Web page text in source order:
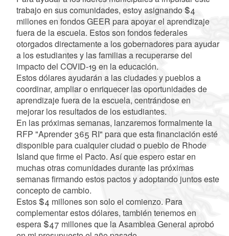
trabajo en sus comunidades, estoy asignando $4
millones en fondos GEER para apoyar el aprendizaje
fuera de la escuela. Estos son fondos federales
otorgados directamente a los gobernadores para ayudar
a los estudiantes y las familias a recuperarse del
impacto del COVID-19 en la educación.
Estos dólares ayudarán a las ciudades y pueblos a
coordinar, ampliar o enriquecer las oportunidades de
aprendizaje fuera de la escuela, centrándose en
mejorar los resultados de los estudiantes.
En las próximas semanas, lanzaremos formalmente la
RFP "Aprender 365 RI" para que esta financiación esté
disponible para cualquier ciudad o pueblo de Rhode
Island que firme el Pacto. Así que espero estar en
muchas otras comunidades durante las próximas
semanas firmando estos pactos y adoptando juntos este
concepto de cambio.
Estos $4 millones son solo el comienzo. Para
complementar estos dólares, también tenemos en
espera $47 millones que la Asamblea General aprobó